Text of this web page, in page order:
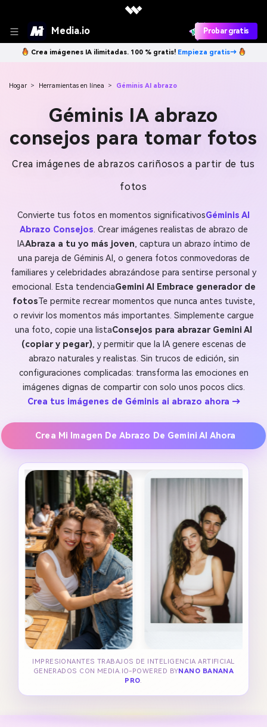
Media.io Probar gratis
Crea imágenes IA ilimitadas. 100 % gratis! Empieza gratis→
Hogar > Herramientas en línea > Géminis AI abrazo
Géminis IA abrazo
consejos para tomar fotos
Crea imágenes de abrazos cariñosos a partir de tus
fotos
Convierte tus fotos en momentos significativosGéminis AI
Abrazo Consejos. Crear imágenes realistas de abrazo de
IAAbraza a tu yo más joven, captura un abrazo íntimo de
una pareja de Géminis AI, o genera fotos conmovedoras de
familiares y celebridades abrazándose para sentirse personal y
emocional. Esta tendenciaGemini AI Embrace generador de
fotosTe permite recrear momentos que nunca antes tuviste,
o revivir los momentos más importantes. Simplemente cargue
una foto, copie una listaConsejos para abrazar Gemini AI
(copiar y pegar), y permitir que la IA genere escenas de
abrazo naturales y realistas. Sin trucos de edición, sin
configuraciones complicadas: transforma las emociones en
imágenes dignas de compartir con solo unos pocos clics.
Crea tus imágenes de Géminis ai abrazo ahora →
Crea Mi Imagen De Abrazo De Gemini AI Ahora
IMPRESIONANTES TRABAJOS DE INTELIGENCIA ARTIFICIAL
GENERADOS CON MEDIA.IO-POWERED BYNANO BANANA
PRO.